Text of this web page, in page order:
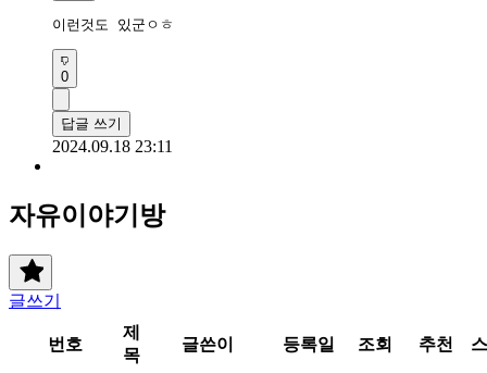
이런것도 있군ㅇㅎ
0
답글 쓰기
2024.09.18 23:11
자유이야기방
글쓰기
번호
제
목
글쓴이 등록일 조회 추천